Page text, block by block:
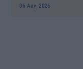
06 Αυγ 2026